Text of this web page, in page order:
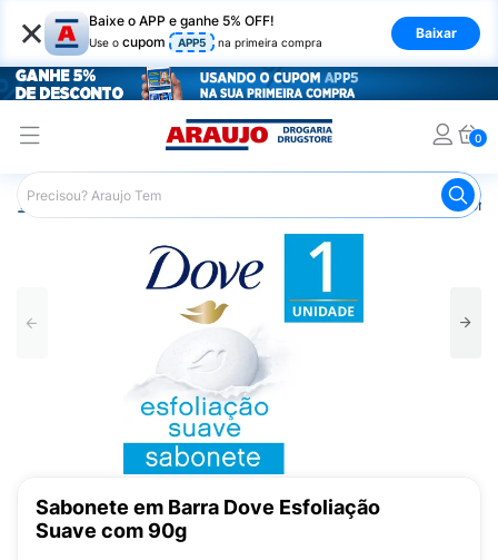
× Baixe o APP e ganhe 5% OFF!
Use o cupom APP5 na primeira compra
Baixar
0
Araujo Higiene Pessoal
Sabonete em Barra Dove Esfoliação
Suave com 90g